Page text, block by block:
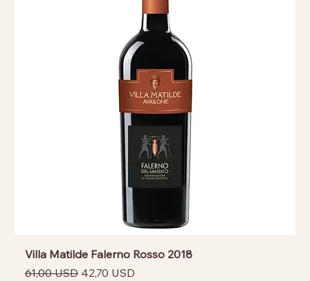
Villa Matilde Falerno Rosso 2018
Prezzo regolare
61,00 USD Prezzo scontato
42,70 USD